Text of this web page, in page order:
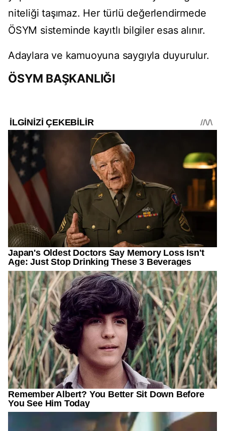
niteliği taşımaz. Her türlü değerlendirmede
ÖSYM sisteminde kayıtlı bilgiler esas alınır.
Adaylara ve kamuoyuna saygıyla duyurulur.
ÖSYM BAŞKANLIĞI